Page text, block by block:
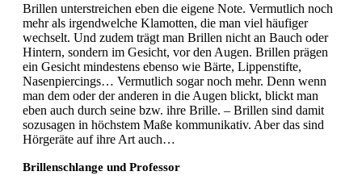
Brillen unterstreichen eben die eigene Note. Vermutlich noch
mehr als irgendwelche Klamotten, die man viel häufiger
wechselt. Und zudem trägt man Brillen nicht an Bauch oder
Hintern, sondern im Gesicht, vor den Augen. Brillen prägen
ein Gesicht mindestens ebenso wie Bärte, Lippenstifte,
Nasenpiercings… Vermutlich sogar noch mehr. Denn wenn
man dem oder der anderen in die Augen blickt, blickt man
eben auch durch seine bzw. ihre Brille. – Brillen sind damit
sozusagen in höchstem Maße kommunikativ. Aber das sind
Hörgeräte auf ihre Art auch…
Brillenschlange und Professor